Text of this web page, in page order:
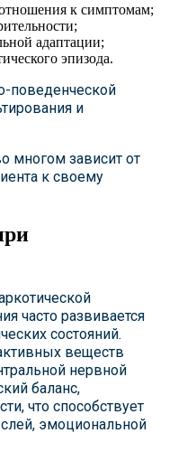
к симптомам;
адаптации;
эпизода.
поведенческой
и
многом зависит от
к своему
часто развивается
состояний.
веществ
нервной
баланс,
что способствует
эмоциональной